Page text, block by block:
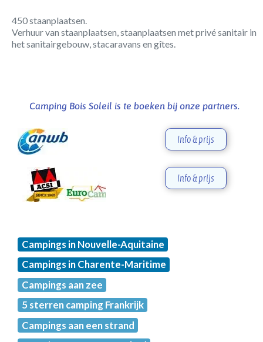
450 staanplaatsen.
Verhuur van staanplaatsen, staanplaatsen met privé sanitair in
het sanitairgebouw, stacaravans en gîtes.
Camping Bois Soleil is te boeken bij onze partners.
Info & prijs
Info & prijs
Campings in Nouvelle-Aquitaine
Campings in Charente-Maritime
Campings aan zee
5 sterren camping Frankrijk
Campings aan een strand